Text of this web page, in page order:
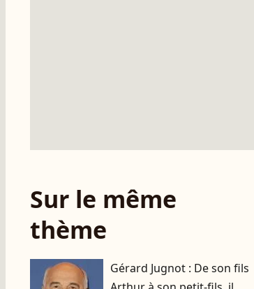
Sur le même
thème
Gérard Jugnot : De son fils